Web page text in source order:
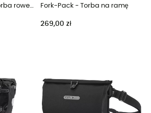
Sport-Roller Plus - Torba rowerowa Fork-Pack - Torba na ramę
269,00 zł